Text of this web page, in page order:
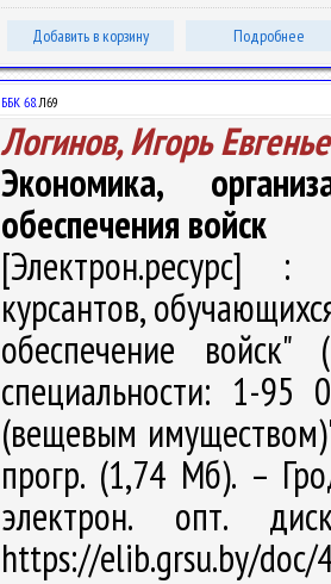
Добавить в корзину Подробнее
ББК 68.Л69
Логинов, Игорь
Экономика,
обеспечения войск
[Электрон.ресурс] :
курсантов,
обеспечение
специальности: 1-95
(вещевым
прогр. (1,74 Мб). –
электрон. опт.
https://elib.grsu.by/doc/